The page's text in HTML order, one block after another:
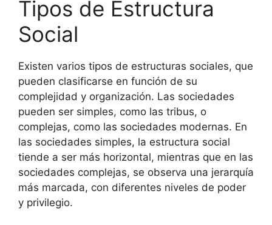
Tipos de Estructura
Social
Existen varios tipos de estructuras sociales, que
pueden clasificarse en función de su
complejidad y organización. Las sociedades
pueden ser simples, como las tribus, o
complejas, como las sociedades modernas. En
las sociedades simples, la estructura social
tiende a ser más horizontal, mientras que en las
sociedades complejas, se observa una jerarquía
más marcada, con diferentes niveles de poder
y privilegio.